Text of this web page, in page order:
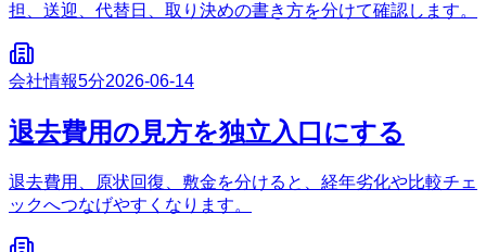
担、送迎、代替日、取り決めの書き方を分けて確認します。
会社情報5分2026-06-14
退去費用の見方を独立入口にする
退去費用、原状回復、敷金を分けると、経年劣化や比較チェ
ックへつなげやすくなります。